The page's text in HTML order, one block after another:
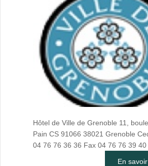
Hôtel de Ville de Grenoble 11,
Pain CS 91066 38021 Grenoble
04 76 76 36 36 Fax 04 76 76 39 40
En savoir